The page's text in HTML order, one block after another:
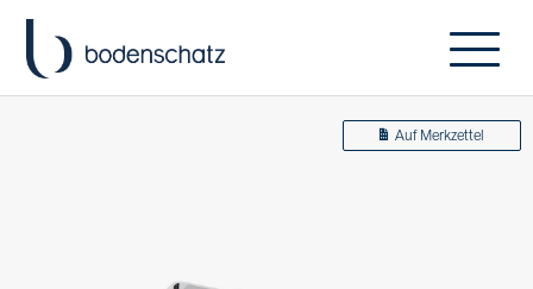
Auf Merkzettel